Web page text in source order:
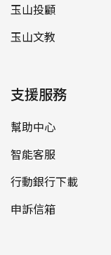
玉山投顧
玉山文教
支援服務
幫助中心
智能客服
行動銀行下載
申訴信箱